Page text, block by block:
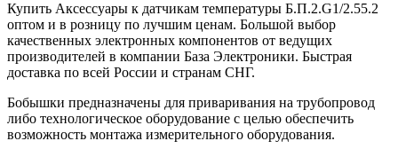
Купить Аксессуары к датчикам температуры Б.П.2.G1/2.55.2
оптом и в розницу по лучшим ценам. Большой выбор
качественных электронных компонентов от ведущих
производителей в компании База Электроники. Быстрая
доставка по всей России и странам СНГ.
Бобышки предназначены для приваривания на трубопровод
либо технологическое оборудование с целью обеспечить
возможность монтажа измерительного оборудования.